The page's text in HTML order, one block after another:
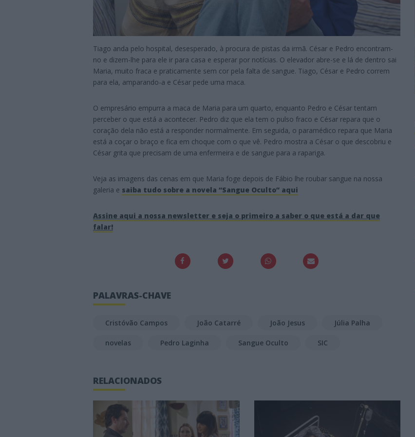
Tiago anda pelo hospital, desesperado, à procura de pistas da irmã. César e Pedro encontram-
no e dizem-lhe para ele ir para casa e esperar por notícias. O elevador abre-se e lá de dentro sai
Maria, muito fraca e praticamente sem cor pela falta de sangue. Tiago, César e Pedro correm
para ela, amparando-a e César pede uma maca.
O empresário empurra a maca de Maria para um quarto, enquanto Pedro e César tentam
perceber o que está a acontecer. Pedro diz que ela tem o pulso fraco e César repara que o
coração dela não está a responder normalmente. Em seguida, o paramédico repara que Maria
está a coçar o braço e fica em choque com o que vê. Pedro mostra a César o que descobriu e
César grita que precisam de uma enfermeira e de sangue para a rapariga.
Veja as imagens das cenas em que Maria foge depois de Fábio lhe roubar sangue na nossa
galeria e saiba tudo sobre a novela “Sangue Oculto” aqui
Assine aqui a nossa newsletter e seja o primeiro a saber o que está a dar que
falar!
PALAVRAS-CHAVE
Cristóvão Campos João Catarré João Jesus Júlia Palha
novelas Pedro Laginha Sangue Oculto SIC
RELACIONADOS